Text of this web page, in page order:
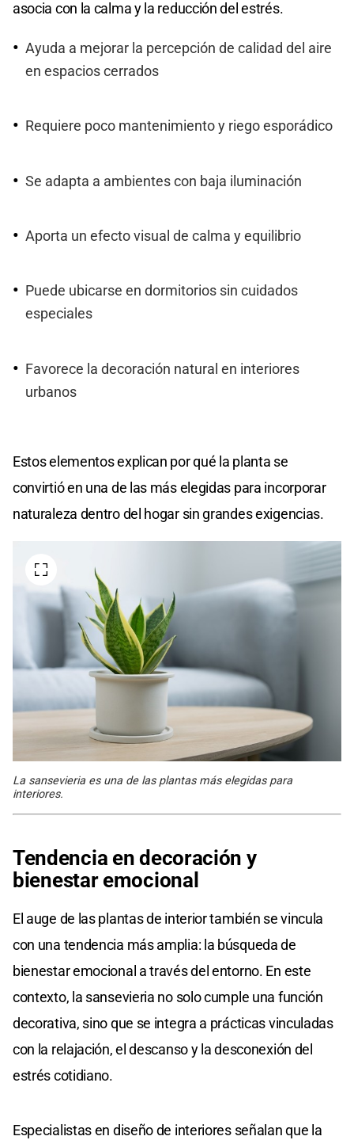
asocia con la calma y la reducción del estrés.
Ayuda a mejorar la percepción de calidad del aire
en espacios cerrados
Requiere poco mantenimiento y riego esporádico
Se adapta a ambientes con baja iluminación
Aporta un efecto visual de calma y equilibrio
Puede ubicarse en dormitorios sin cuidados
especiales
Favorece la decoración natural en interiores
urbanos
Estos elementos explican por qué la planta se
convirtió en una de las más elegidas para incorporar
naturaleza dentro del hogar sin grandes exigencias.
La sansevieria es una de las plantas más elegidas para
interiores.
Tendencia en decoración y
bienestar emocional
El auge de las plantas de interior también se vincula
con una tendencia más amplia: la búsqueda de
bienestar emocional a través del entorno. En este
contexto, la sansevieria no solo cumple una función
decorativa, sino que se integra a prácticas vinculadas
con la relajación, el descanso y la desconexión del
estrés cotidiano.
Especialistas en diseño de interiores señalan que la